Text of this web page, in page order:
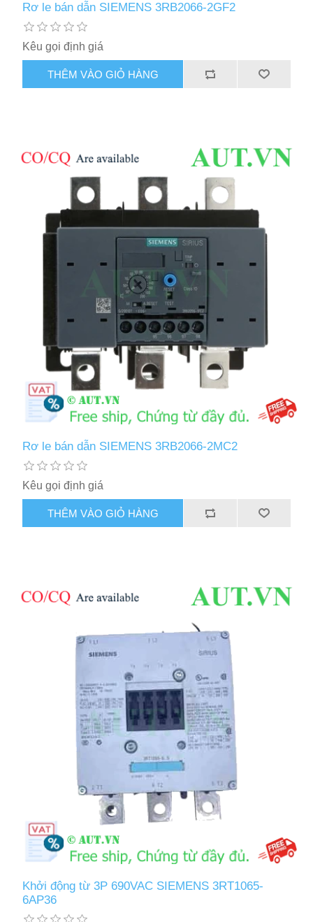
Rơ le bán dẫn SIEMENS 3RB2066-2GF2
Kêu gọi định giá
THÊM VÀO GIỎ HÀNG
Rơ le bán dẫn SIEMENS 3RB2066-2MC2
Kêu gọi định giá
THÊM VÀO GIỎ HÀNG
Khởi động từ 3P 690VAC SIEMENS 3RT1065-
6AP36